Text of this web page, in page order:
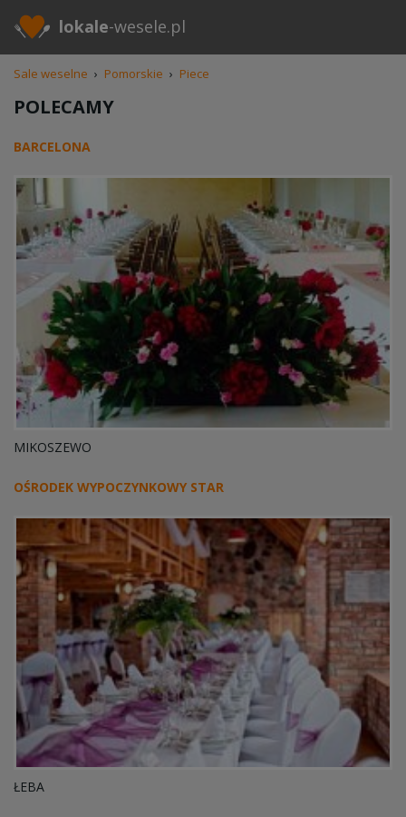
lokale-wesele.pl
Sale weselne › Pomorskie › Piece
POLECAMY
BARCELONA
MIKOSZEWO
OŚRODEK WYPOCZYNKOWY STAR
ŁEBA